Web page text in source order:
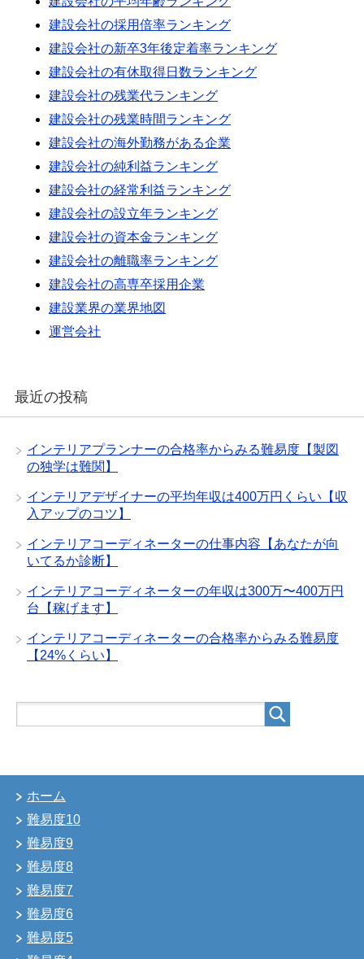
建設会社の採用倍率ランキング
建設会社の新卒3年後定着率ランキング
建設会社の有休取得日数ランキング
建設会社の残業代ランキング
建設会社の残業時間ランキング
建設会社の海外勤務がある企業
建設会社の純利益ランキング
建設会社の経常利益ランキング
建設会社の設立年ランキング
建設会社の資本金ランキング
建設会社の離職率ランキング
建設会社の高専卒採用企業
建設業界の業界地図
運営会社
最近の投稿
インテリアプランナーの合格率からみる難易度【製図
の独学は難関】
インテリアデザイナーの平均年収は400万円くらい【収
入アップのコツ】
インテリアコーディネーターの仕事内容【あなたが向
いてるか診断】
インテリアコーディネーターの年収は300万〜400万円
台【稼げます】
インテリアコーディネーターの合格率からみる難易度
【24%くらい】
ホーム
難易度10
難易度9
難易度8
難易度7
難易度6
難易度5